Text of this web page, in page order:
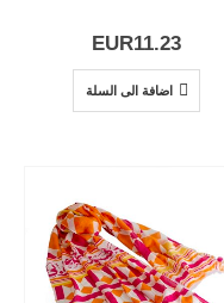
EUR11.23
اضافة الى السلة